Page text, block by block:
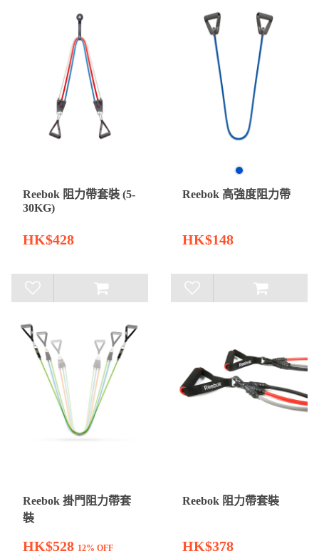
Reebok 阻力帶套裝 (5-
30KG)
HK$428
Reebok 高強度阻力帶
HK$148
Reebok 掛門阻力帶套
裝
HK$528 12% OFF
Reebok 阻力帶套裝
HK$378